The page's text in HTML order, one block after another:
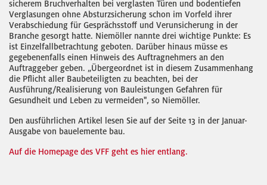
sicherem Bruchverhalten bei verglasten Türen und bodentiefen
Verglasungen ohne Absturzsicherung schon im Vorfeld ihrer
Verabschiedung für Gesprächsstoff und Verunsicherung in der
Branche gesorgt hatte. Niemöller nannte drei wichtige Punkte: Es
ist Einzelfallbetrachtung geboten. Darüber hinaus müsse es
gegebenenfalls einen Hinweis des Auftragnehmers an den
Auftraggeber geben. „Übergeordnet ist in diesem Zusammenhang
die Pflicht aller Baubeteiligten zu beachten, bei der
Ausführung/Realisierung von Bauleistungen Gefahren für
Gesundheit und Leben zu vermeiden", so Niemöller.
Den ausführlichen Artikel lesen Sie auf der Seite 13 in der Januar-
Ausgabe von bauelemente bau.
Auf die Homepage des VFF geht es hier entlang.